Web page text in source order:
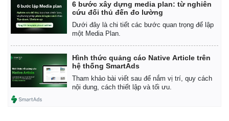
6 bước xây dựng media plan: từ nghiên
cứu đối thủ đến đo lường
Dưới đây là chi tiết các bước quan trọng để lập
một Media Plan.
Hình thức quảng cáo Native Article trên
hệ thống SmartAds
Tham khảo bài viết sau để nắm vị trí, quy cách
nội dung, cách thiết lập và tối ưu.